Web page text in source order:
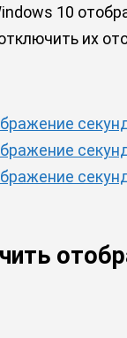
10
их